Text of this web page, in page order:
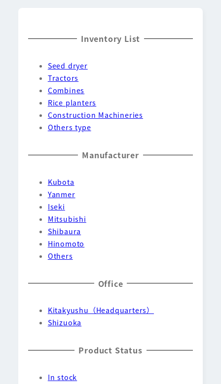
Inventory List
Seed dryer
Tractors
Combines
Rice planters
Construction Machineries
Others type
Manufacturer
Kubota
Yanmer
Iseki
Mitsubishi
Shibaura
Hinomoto
Others
Office
Kitakyushu（Headquarters）
Shizuoka
Product Status
In stock